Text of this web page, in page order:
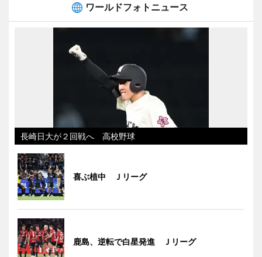
ワールドフォトニュース
長崎日大が２回戦へ 高校野球
喜ぶ植中 Ｊリーグ
鹿島、逆転で白星発進 Ｊリーグ